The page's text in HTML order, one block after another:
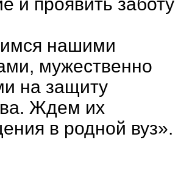
нашими
мужественно
на защиту
Ждем их
в родной вуз».